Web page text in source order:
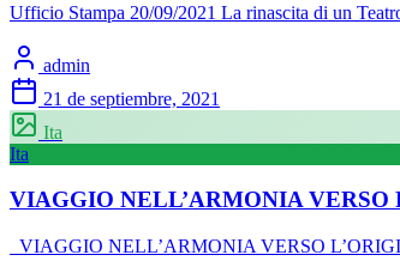
Ufficio Stampa 20/09/2021 La rinascita di un
admin
21 de septiembre, 2021
Ita
Ita
VIAGGIO NELL’ARMONIA VERSO
VIAGGIO NELL’ARMONIA VERSO